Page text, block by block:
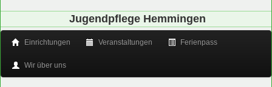
Jugendpflege Hemmingen
Einrichtungen Veranstaltungen Ferienpass
Wir über uns